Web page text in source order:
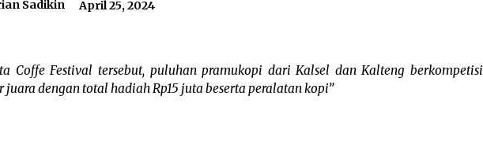
Sadikin April 25, 2024
Coffe Festival tersebut, puluhan pramukopi dari Kalsel dan Kalteng berkompetisi
dengan total hadiah Rp15 juta beserta peralatan kopi”